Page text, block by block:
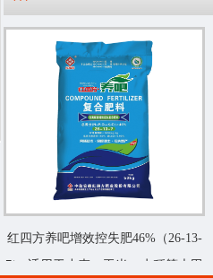
红四方养吧增效控失肥46%（26-13-
7）,适用于小麦、玉米、水稻等大田